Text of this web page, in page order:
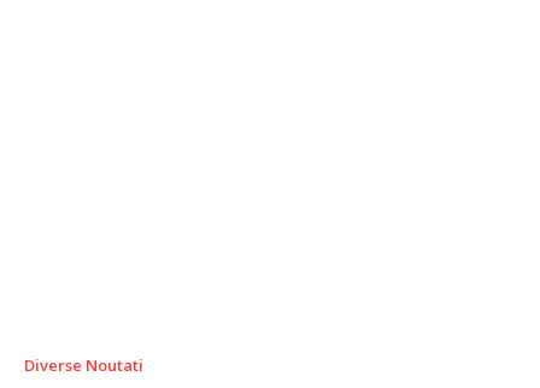
Diverse Noutati